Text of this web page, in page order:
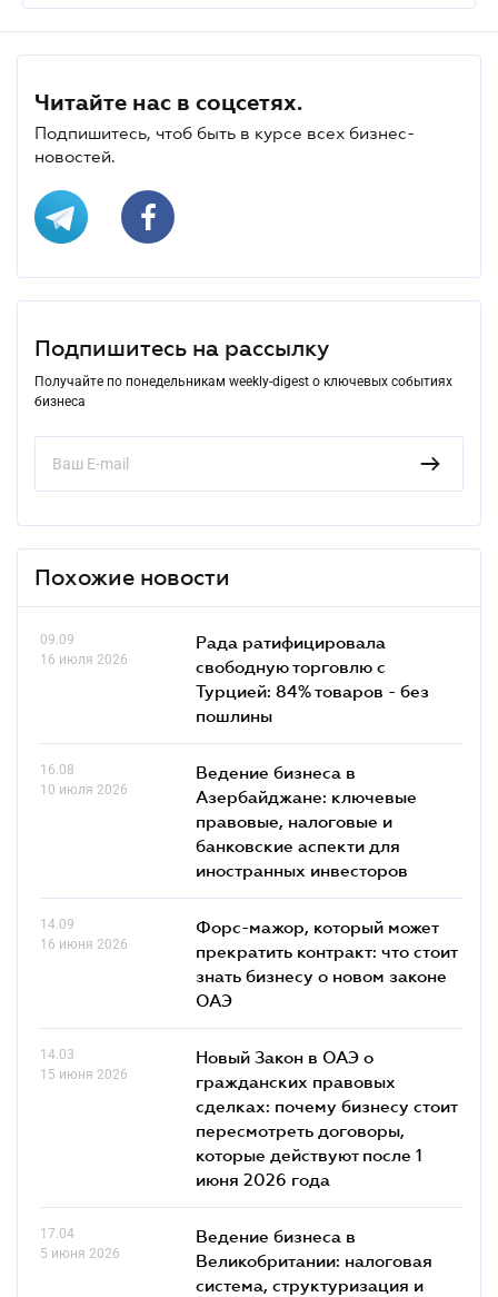
Читайте нас в соцсетях.
Подпишитесь, чтоб быть в курсе всех бизнес-
новостей.
Подпишитесь на рассылку
Получайте по понедельникам weekly-digest о ключевых событиях
бизнеса
Похожие новости
09.09
16 июля 2026
Рада ратифицировала
свободную торговлю с
Турцией: 84% товаров - без
пошлины
16.08
10 июля 2026
Ведение бизнеса в
Азербайджане: ключевые
правовые, налоговые и
банковские аcпекти для
иностранных инвесторов
14.09
16 июня 2026
Форс-мажор, который может
прекратить контракт: что стоит
знать бизнесу о новом законе
ОАЭ
14.03
15 июня 2026
Новый Закон в ОАЭ о
гражданских правовых
сделках: почему бизнесу стоит
пересмотреть договоры,
которые действуют после 1
июня 2026 года
17.04
5 июня 2026
Ведение бизнеса в
Великобритании: налоговая
система, структуризация и